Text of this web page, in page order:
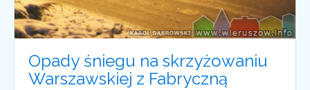
Opady śniegu na skrzyżowaniu
Warszawskiej z Fabryczną